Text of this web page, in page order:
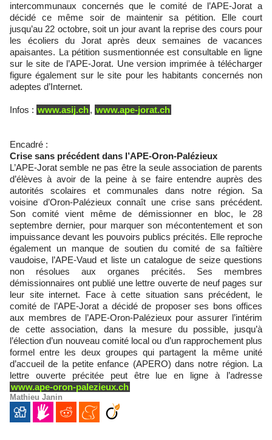
intercommunaux concernés que le comité de l’APE-Jorat a
décidé ce même soir de maintenir sa pétition. Elle court
jusqu’au 22 octobre, soit un jour avant la reprise des cours pour
les écoliers du Jorat après deux semaines de vacances
apaisantes. La pétition susmentionnée est consultable en ligne
sur le site de l’APE-Jorat. Une version imprimée à télécharger
figure également sur le site pour les habitants concernés non
adeptes d’Internet.
Infos : www.asij.ch, www.ape-jorat.ch
Encadré :
Crise sans précédent dans l’APE-Oron-Palézieux
L’APE-Jorat semble ne pas être la seule association de parents
d’élèves à avoir de la peine à se faire entendre auprès des
autorités scolaires et communales dans notre région. Sa
voisine d’Oron-Palézieux connaît une crise sans précédent.
Son comité vient même de démissionner en bloc, le 28
septembre dernier, pour marquer son mécontentement et son
impuissance devant les pouvoirs publics précités. Elle reproche
également un manque de soutien du comité de sa faîtière
vaudoise, l’APE-Vaud et liste un catalogue de seize questions
non résolues aux organes précités. Ses membres
démissionnaires ont publié une lettre ouverte de neuf pages sur
leur site internet. Face à cette situation sans précédent, le
comité de l’APE-Jorat a décidé de proposer ses bons offices
aux membres de l’APE-Oron-Palézieux pour assurer l’intérim
de cette association, dans la mesure du possible, jusqu’à
l’élection d’un nouveau comité local ou d’un rapprochement plus
formel entre les deux groupes qui partagent la même unité
d’accueil de la petite enfance (APERO) dans notre région. La
lettre ouverte précitée peut être lue en ligne à l’adresse
www.ape-oron-palezieux.ch
Mathieu Janin